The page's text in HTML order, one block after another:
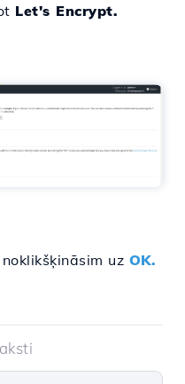
Let's Encrypt.
uz OK.